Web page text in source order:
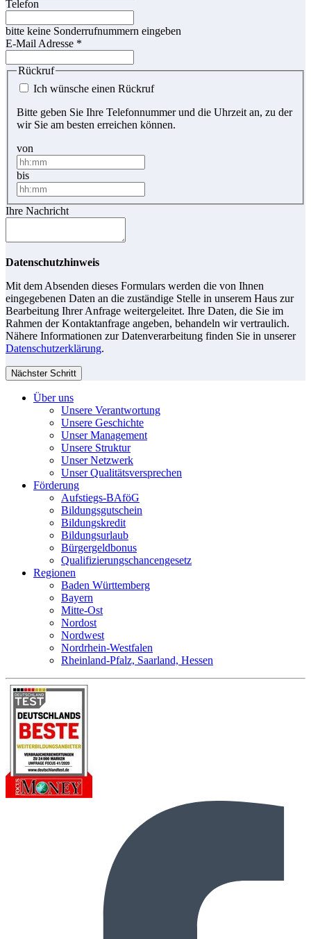
Telefon
bitte keine Sonderrufnummern eingeben
E-Mail Adresse *
Rückruf
Ich wünsche einen Rückruf
Bitte geben Sie Ihre Telefonnummer und die Uhrzeit an, zu der
wir Sie am besten erreichen können.
von
bis
Ihre Nachricht
Datenschutzhinweis
Mit dem Absenden dieses Formulars werden die von Ihnen
eingegebenen Daten an die zuständige Stelle in unserem Haus zur
Bearbeitung Ihrer Anfrage weitergeleitet. Ihre Daten, die Sie im
Rahmen der Kontaktanfrage angeben, behandeln wir vertraulich.
Nähere Informationen zur Datenverarbeitung finden Sie in unserer
Datenschutzerklärung.
Nächster Schritt
Über uns
Unsere Verantwortung
Unsere Geschichte
Unser Management
Unsere Struktur
Unser Netzwerk
Unser Qualitätsversprechen
Förderung
Aufstiegs-BAföG
Bildungsgutschein
Bildungskredit
Bildungsurlaub
Bürgergeldbonus
Qualifizierungschancengesetz
Regionen
Baden Württemberg
Bayern
Mitte-Ost
Nordost
Nordwest
Nordrhein-Westfalen
Rheinland-Pfalz, Saarland, Hessen